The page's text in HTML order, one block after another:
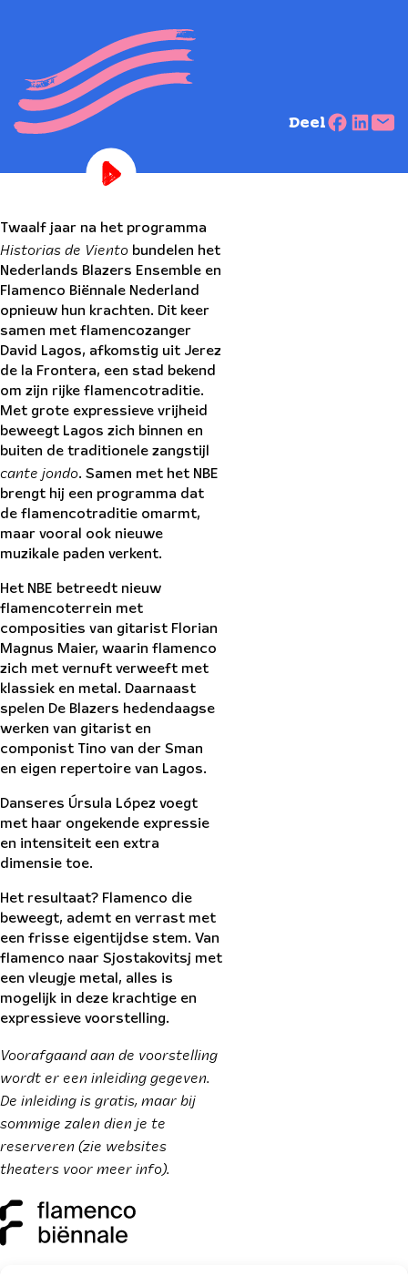
Deel
Twaalf jaar na het programma
Historias de Viento bundelen het
Nederlands Blazers Ensemble en
Flamenco Biënnale Nederland
opnieuw hun krachten. Dit keer
samen met flamencozanger
David Lagos, afkomstig uit Jerez
de la Frontera, een stad bekend
om zijn rijke flamencotraditie.
Met grote expressieve vrijheid
beweegt Lagos zich binnen en
buiten de traditionele zangstijl
cante jondo. Samen met het NBE
brengt hij een programma dat
de flamencotraditie omarmt,
maar vooral ook nieuwe
muzikale paden verkent.
Het NBE betreedt nieuw
flamencoterrein met
composities van gitarist Florian
Magnus Maier, waarin flamenco
zich met vernuft verweeft met
klassiek en metal. Daarnaast
spelen De Blazers hedendaagse
werken van gitarist en
componist Tino van der Sman
en eigen repertoire van Lagos.
Danseres Úrsula López voegt
met haar ongekende expressie
en intensiteit een extra
dimensie toe.
Het resultaat? Flamenco die
beweegt, ademt en verrast met
een frisse eigentijdse stem. Van
flamenco naar Sjostakovitsj met
een vleugje metal, alles is
mogelijk in deze krachtige en
expressieve voorstelling.
Voorafgaand aan de voorstelling
wordt er een inleiding gegeven.
De inleiding is gratis, maar bij
sommige zalen dien je te
reserveren (zie websites
theaters voor meer info).